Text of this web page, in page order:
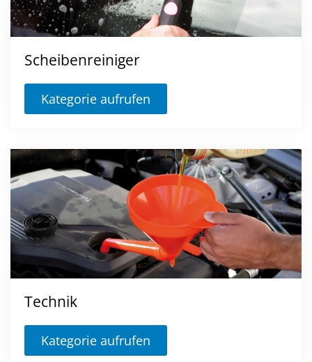
Scheibenreiniger
Kategorie aufrufen
Technik
Kategorie aufrufen